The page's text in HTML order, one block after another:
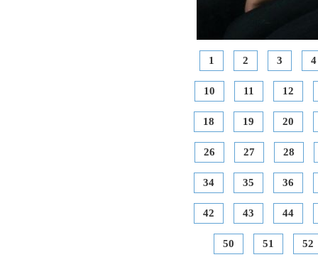
1 2 3 4
10 11 12
18 19 20
26 27 28
34 35 36
42 43 44
50 51 52